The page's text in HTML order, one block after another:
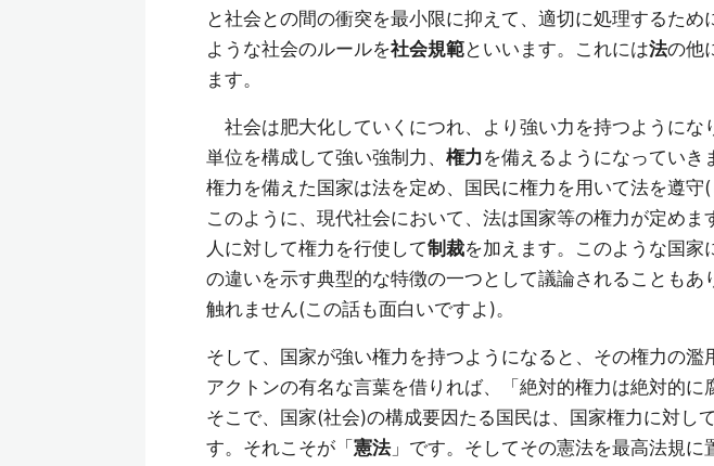
と社会との間の衝突を最小限に抑えて、適切に処理するた
ような社会のルールを社会規範といいます。これには法の他
ます。
社会は肥大化していくにつれ、より強い力を持つようにな
単位を構成して強い強制力、 権力 を備えるようになっていき
権力を備えた国家は法を定め、国民に権力を用いて法を遵守(
このように、現代社会において、法は国家等の権力が定めま
人に対して権力を行使して制裁を加えます。このような国
の違いを示す典型的な特徴の一つとして議論されることもあ
触れません(この話も面白いですよ)。
そして、国家が強い権力を持つようになると、その権力の濫
アクトンの有名な言葉を借りれば、「絶対的権力は絶対的に
そこで、国家(社会)の構成要因たる国民は、国家権力に対し
す。それこそが「 憲法」です。そしてその憲法を最高法規に